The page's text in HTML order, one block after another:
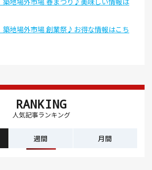
築地場外市場 創業祭♪お得な情報はこち
RANKING
人気記事ランキング
週間 月間